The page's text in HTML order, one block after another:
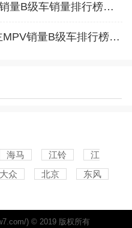
2016年1月全国MPV销量B级车销量排行榜完整版
2023年10月全国自主MPV销量B级车排行榜完整版(出口量
海马 江铃
江
大众 北京
东风
) © 2019 版权所有